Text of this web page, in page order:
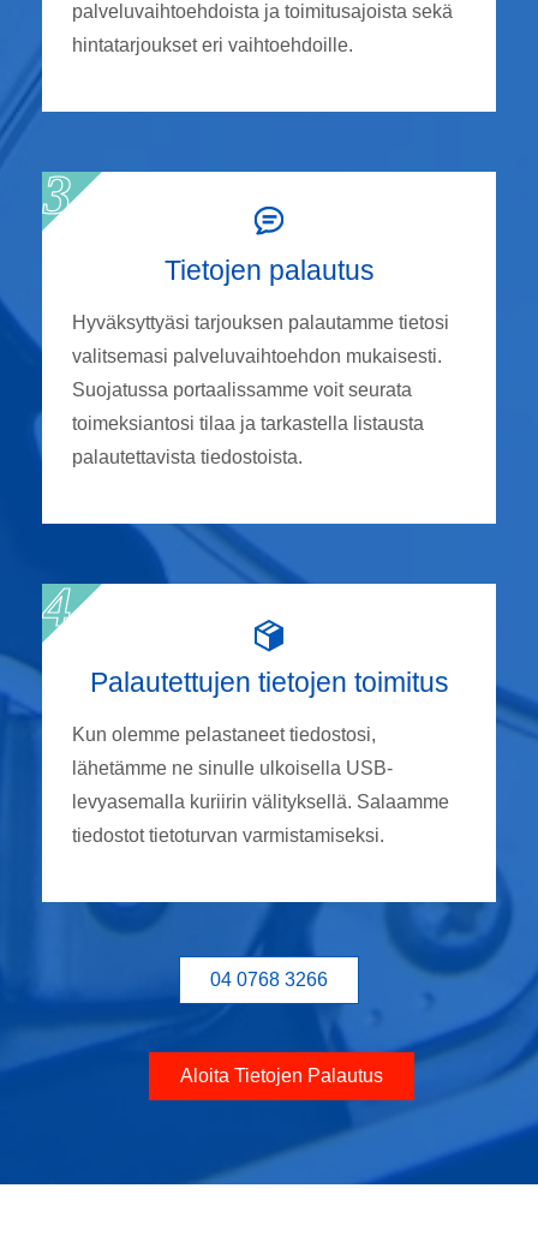
palveluvaihtoehdoista ja toimitusajoista sekä
hintatarjoukset eri vaihtoehdoille.
Tietojen palautus
Hyväksyttyäsi tarjouksen palautamme tietosi
valitsemasi palveluvaihtoehdon mukaisesti.
Suojatussa portaalissamme voit seurata
toimeksiantosi tilaa ja tarkastella listausta
palautettavista tiedostoista.
Palautettujen tietojen toimitus
Kun olemme pelastaneet tiedostosi,
lähetämme ne sinulle ulkoisella USB-
levyasemalla kuriirin välityksellä. Salaamme
tiedostot tietoturvan varmistamiseksi.
04 0768 3266
Aloita Tietojen Palautus